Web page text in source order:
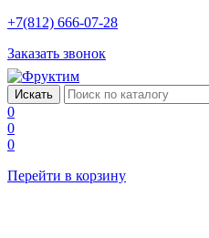
+7(812) 666-07-28
Заказать звонок
0
0
0
Перейти в корзину